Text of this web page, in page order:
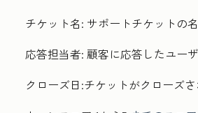
チケット名: サポートチケットの名
応答担当者: 顧客に応答したユーザ
クローズ日 :チケットがクローズさ